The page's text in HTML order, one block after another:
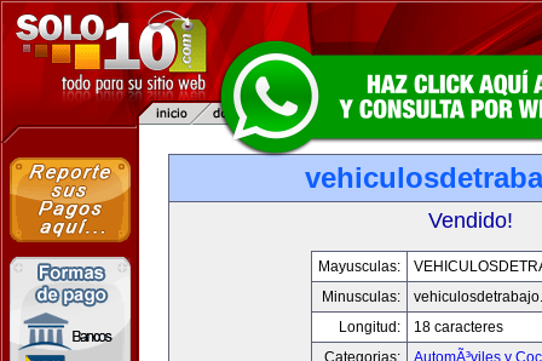
Vendido!
Mayusculas:
Minusculas:
Longitud:
18 caracteres
Categorias:
AutomÃ³viles y